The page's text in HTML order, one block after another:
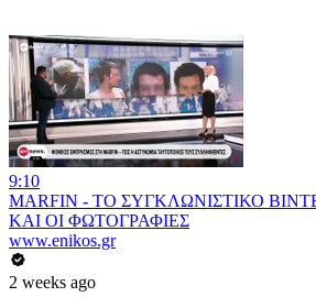
9:10
MARFIN - ΤΟ ΣΥΓΚΛΩΝΙΣΤΙΚΟ
ΚΑΙ ΟΙ ΦΩΤΟΓΡΑΦΙΕΣ
www.enikos.gr
2 weeks ago